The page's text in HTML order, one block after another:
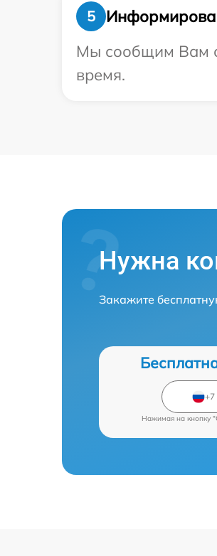
5
Мы сообщим Вам о
время.
Нужна
Закажите
Нажимая на кнопку